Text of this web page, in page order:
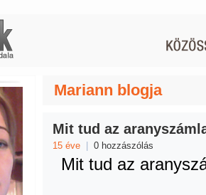
Mariann blogja
Mit tud az
15 éve 0 hozzászólás
Mit tud az